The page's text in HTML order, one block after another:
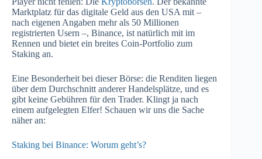
Marktplatz für das digitale Geld aus den USA mit –
nach eigenen Angaben mehr als 50 Millionen
registrierten Usern –, Binance, ist natürlich mit im
Rennen und bietet ein breites Coin-Portfolio zum
Staking an.
Eine Besonderheit bei dieser Börse: die Renditen liegen
über dem Durchschnitt anderer Handelsplätze, und es
gibt keine Gebühren für den Trader. Klingt ja nach
einem aufgelegten Elfer! Schauen wir uns die Sache
näher an:
Staking bei Binance: Worum geht’s?